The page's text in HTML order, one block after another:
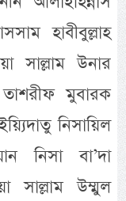
হাবীবুল্লাহ
সাল্লাম উনার
মুবারক
নিসায়িল
নিসা বা’দা
সাল্লাম উম্মুল